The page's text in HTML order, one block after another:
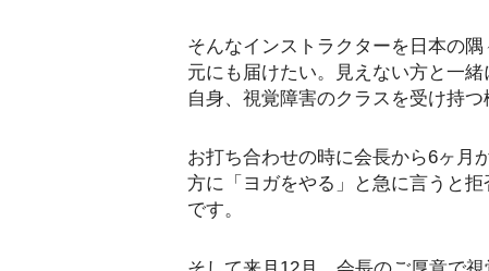
そんなインストラクターを日本の
元にも届けたい。見えない方と一
自身、視覚障害のクラスを受け持
お打ち合わせの時に会長から6ヶ月
方に「ヨガをやる」と急に言うと
です。